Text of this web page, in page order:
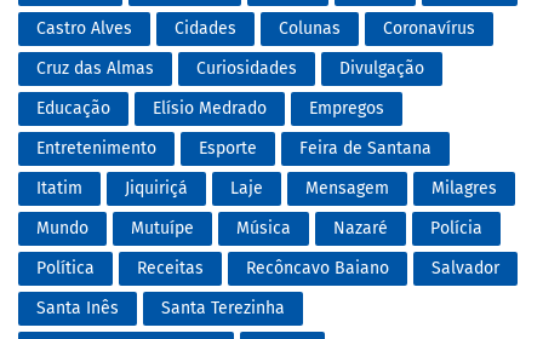
Castro Alves
Cidades Colunas
Coronavírus
Cruz das Almas
Curiosidades
Divulgação
Educação
Elísio Medrado
Empregos
Entretenimento
Esporte
Feira de Santana
Itatim
Jiquiriçá Laje Mensagem
Milagres
Mundo
Mutuípe Música Nazaré
Polícia
Política
Receitas Recôncavo Baiano
Salvador
Santa Inês
Santa Terezinha